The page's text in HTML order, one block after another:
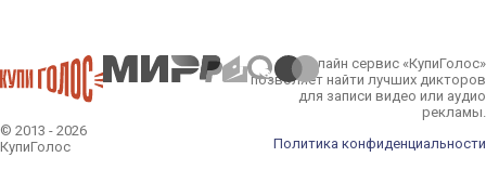
© 2013 - 2026
КупиГолос
Онлайн сервис «КупиГолос»
позволяет найти лучших дикторов
для записи видео или аудио
рекламы.
Политика конфиденциальности